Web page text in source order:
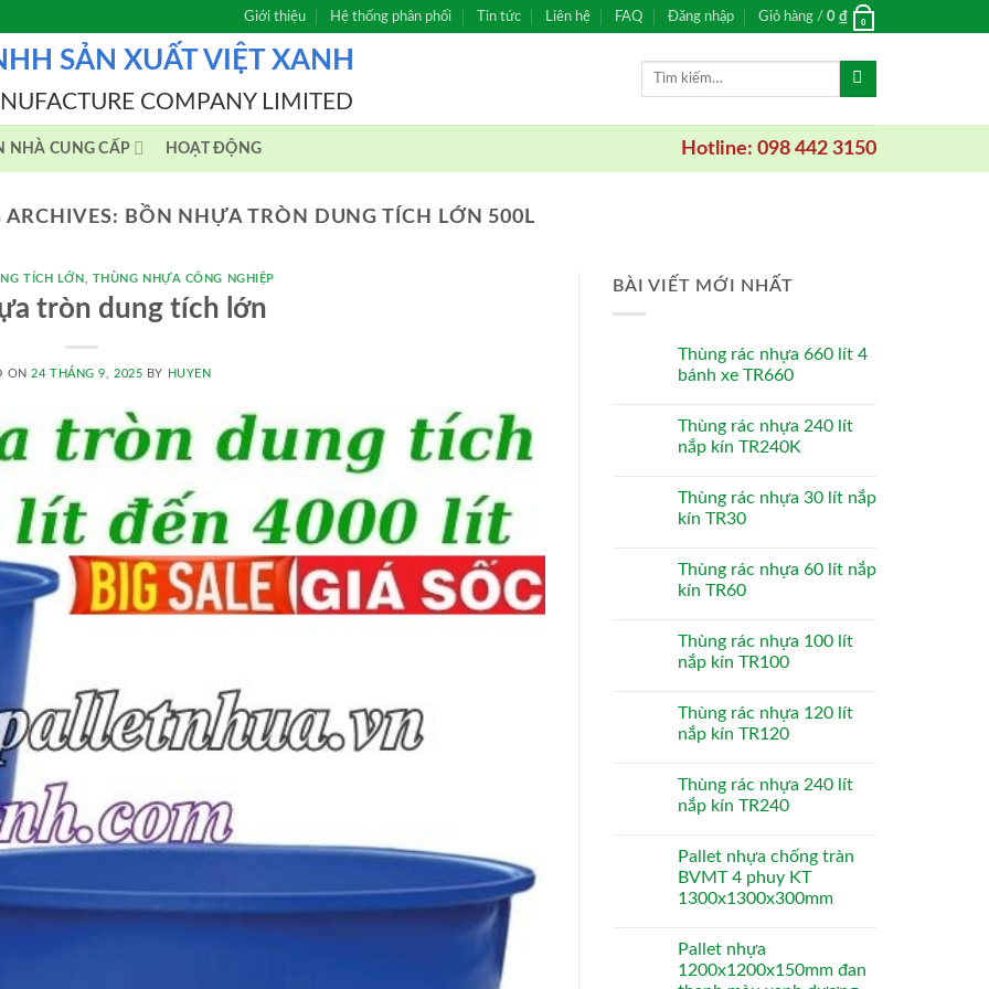
Giới thiệu Hệ thống phân phối Tin tức Liên hệ FAQ Đăng nhập Giỏ hàng / 0 ₫ 0
SẢN XUẤT VIỆT XANH
COMPANY LIMITED
Tìm
NHÀ CUNG CẤP HOẠT ĐỘNG Hotline: 098 442 3150
ARCHIVES: BỒN NHỰA TRÒN DUNG TÍCH LỚN 500L
TÍCH LỚN THÙNG NHỰA CÔNG NGHIỆP
tròn dung tích lớn
ON24 THÁNG 9, 2025 BY HUYEN
BÀI VIẾT MỚI NHẤT
Thùng rác nhựa 660 lít 4
bánh xe TR660
Thùng rác nhựa 240 lít
nắp kín TR240K
Thùng rác nhựa 30 lít nắp
kín TR30
Thùng rác nhựa 60 lít nắp
kín TR60
Thùng rác nhựa 100 lít
nắp kín TR100
Thùng rác nhựa 120 lít
nắp kín TR120
Thùng rác nhựa 240 lít
nắp kín TR240
Pallet nhựa chống tràn
BVMT 4 phuy KT
1300x1300x300mm
Pallet nhựa
1200x1200x150mm đan